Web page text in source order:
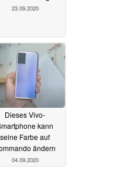
23.09.2020
Dieses Vivo-
kann
seine Farbe auf
ändern
04.09.2020